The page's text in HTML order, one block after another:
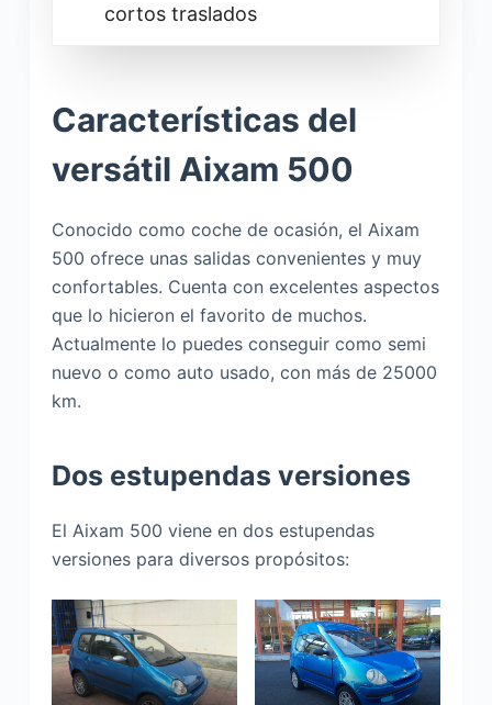
cortos traslados
Características del
versátil Aixam 500
Conocido como coche de ocasión, el Aixam
500 ofrece unas salidas convenientes y muy
confortables. Cuenta con excelentes aspectos
que lo hicieron el favorito de muchos.
Actualmente lo puedes conseguir como semi
nuevo o como auto usado, con más de 25000
km.
Dos estupendas versiones
El Aixam 500 viene en dos estupendas
versiones para diversos propósitos: